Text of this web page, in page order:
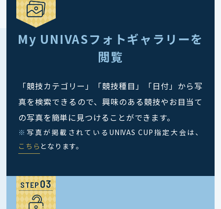
My UNIVASフォトギャラリーを
閲覧
「競技カテゴリー」「競技種目」「日付」から写
真を検索できるので、興味のある競技やお目当て
の写真を簡単に見つけることができます。
※ 写真が掲載されているUNIVAS CUP指定大会は、
こちら となります。
STEP